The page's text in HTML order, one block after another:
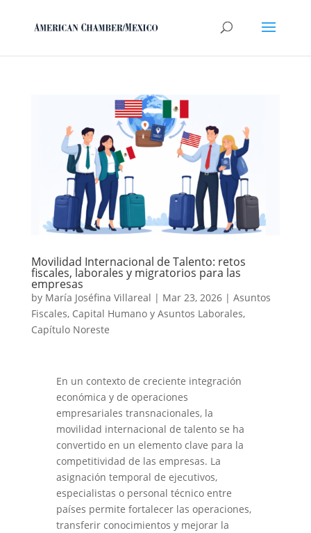
Movilidad Internacional de Talento: retos
fiscales, laborales y migratorios para las
empresas
by María Joséfina Villareal | Mar 23, 2026| Asuntos
Fiscales, Capital Humano y Asuntos Laborales,
Capítulo Noreste
En un contexto de creciente integración
económica y de operaciones
empresariales transnacionales, la
movilidad internacional de talento se ha
convertido en un elemento clave para la
competitividad de las empresas. La
asignación temporal de ejecutivos,
especialistas o personal técnico entre
países permite fortalecer las operaciones,
transferir conocimientos y mejorar la